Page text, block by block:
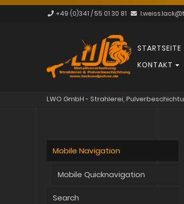
+49 (0)341 / 55 01 30 81
Navigation
überspringen
STARTSEITE
KONTAKT
LWO GmbH - Strahlerei,
Mobile Navigation
Mobile Quicknavigation
Search